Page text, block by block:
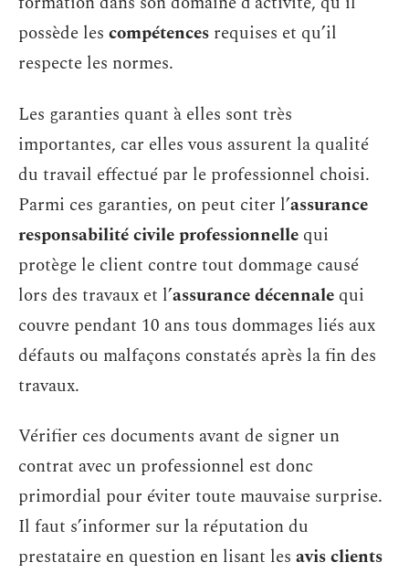
possède les compétences requises et qu’il
respecte les normes.
Les garanties quant à elles sont très
importantes, car elles vous assurent la qualité
du travail effectué par le professionnel choisi.
Parmi ces garanties, on peut citer l’assurance
responsabilité civile professionnelle qui
protège le client contre tout dommage causé
lors des travaux et l’assurance décennale qui
couvre pendant 10 ans tous dommages liés aux
défauts ou malfaçons constatés après la fin des
travaux.
Vérifier ces documents avant de signer un
contrat avec un professionnel est donc
primordial pour éviter toute mauvaise surprise.
Il faut s’informer sur la réputation du
prestataire en question en lisant les avis clients